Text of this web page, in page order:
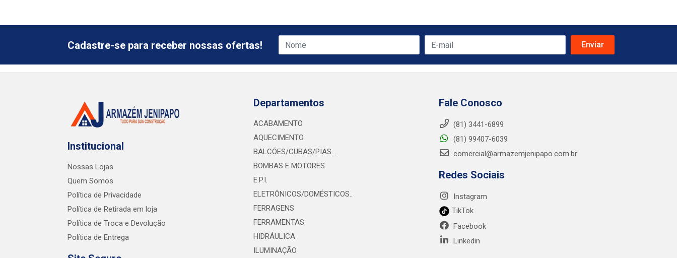
Cadastre-se para receber nossas ofertas!
Institucional
Nossas Lojas
Quem Somos
Política de Privacidade
Política de Retirada em loja
Política de Troca e Devolução
Política de Entrega
Departamentos
ACABAMENTO
AQUECIMENTO
BALCÕES/CUBAS/PIAS...
BOMBAS E MOTORES
E.P.I.
ELETRÔNICOS/DOMÉSTICOS..
FERRAGENS
FERRAMENTAS
HIDRÁULICA
ILUMINAÇÃO
Fale Conosco
(81) 3441-6899
(81) 99407-6039
comercial@armazemjenipapo.com.br
Redes Sociais
Instagram
TikTok
Facebook
Linkedin